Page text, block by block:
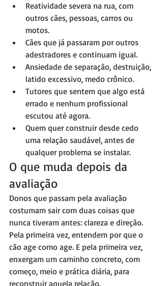
Reatividade severa na rua, com
outros cães, pessoas, carros ou
motos.
Cães que já passaram por outros
adestradores e continuam igual.
Ansiedade de separação, destruição,
latido excessivo, medo crônico.
Tutores que sentem que algo está
errado e nenhum profissional
escutou até agora.
Quem quer construir desde cedo
uma relação saudável, antes de
qualquer problema se instalar.
O que muda depois da
avaliação
Donos que passam pela avaliação
costumam sair com duas coisas que
nunca tiveram antes: clareza e direção.
Pela primeira vez, entendem por que o
cão age como age. E pela primeira vez,
enxergam um caminho concreto, com
começo, meio e prática diária, para
reconstruir aquela relação.